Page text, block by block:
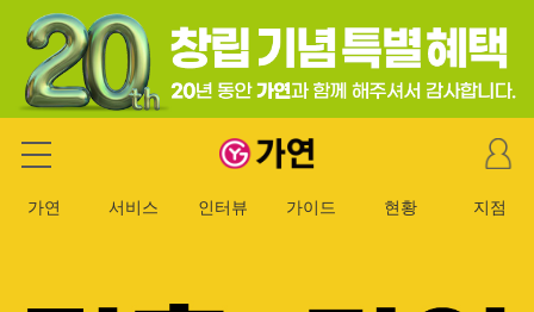
가연 결혼정보회사
마
이
이
가연 서비스 인터뷰 가이드 현황 지점